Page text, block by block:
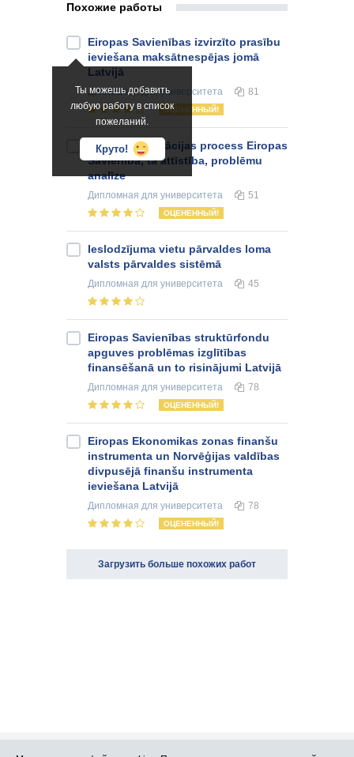
Похожие работы
Ты можешь добавить
любую работу в список
пожеланий.
Круто!
Eiropas Savienības izvirzīto prasību
ieviešana maksātnespējas jomā
Latvijā
Дипломнаядля университета 81
ОЦЕНЕННЫЙ!
Latvijas integrācijas process Eiropas
Savienībā, tā attīstība, problēmu
analīze
Дипломная для университета 51
ОЦЕНЕННЫЙ!
Ieslodzījuma vietu pārvaldes loma
valsts pārvaldes sistēmā
Дипломная для университета 45
Eiropas Savienības struktūrfondu
apguves problēmas izglītības
finansēšanā un to risinājumi Latvijā
Дипломная для университета 78
ОЦЕНЕННЫЙ!
Eiropas Ekonomikas zonas finanšu
instrumenta un Norvēģijas valdības
divpusējā finanšu instrumenta
ieviešana Latvijā
Дипломная для университета 78
ОЦЕНЕННЫЙ!
Загрузить больше похожих работ